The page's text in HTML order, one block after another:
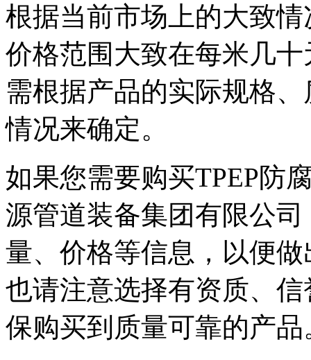
根据当前市场上的大致
价格范围大致在每米几
需根据产品的实际规格
情况来确定。
如果您需要购买TPEP防
源管道装备集团有限公
量、价格等信息，以便
也请注意选择有资质、
保购买到质量可靠的产品